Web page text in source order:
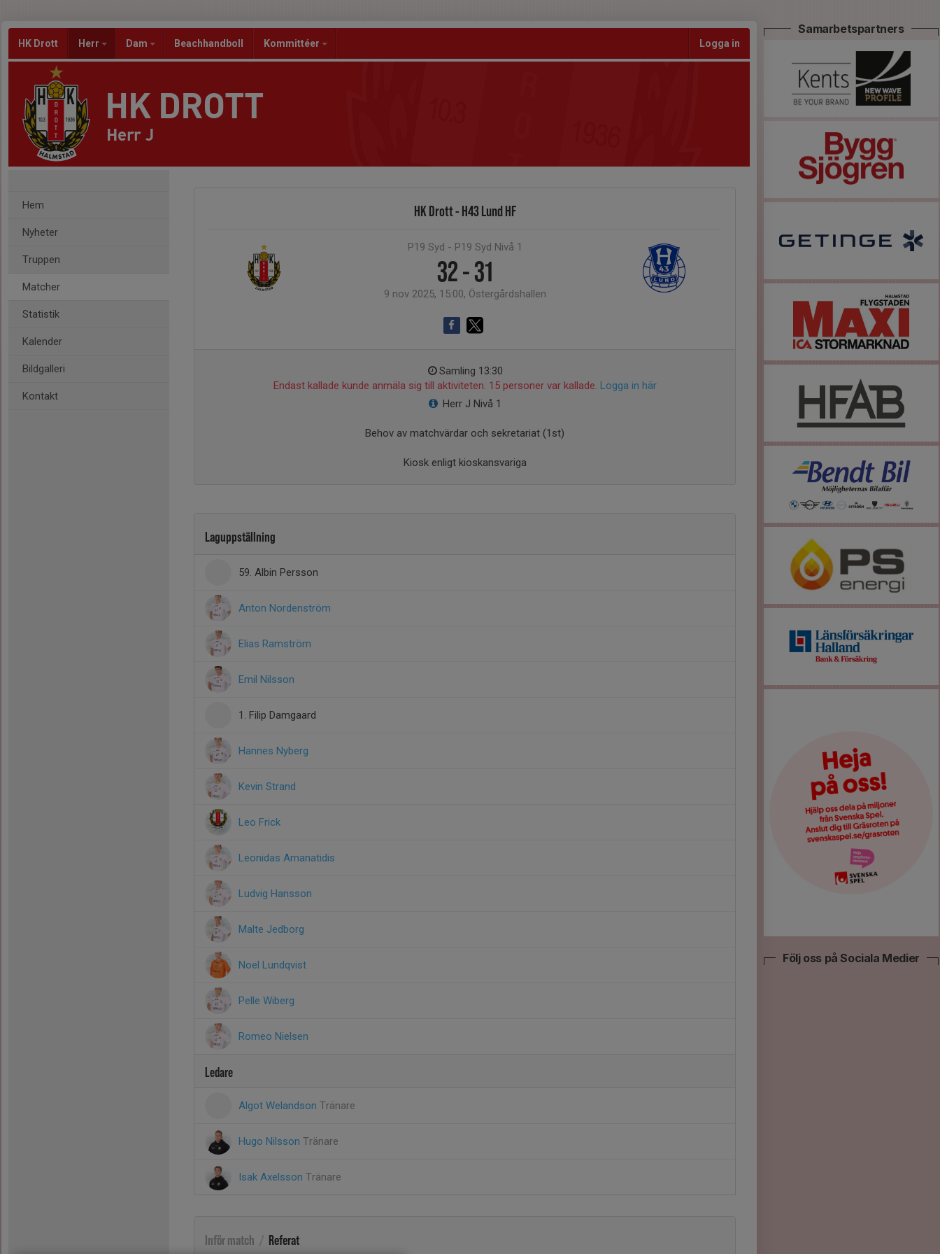
HK Drott Herr Dam Beachhandboll Kommittéer Logga in
HK DROTT
Herr J
Hem
Nyheter
Truppen
Matcher
Statistik
Kalender
Bildgalleri
Kontakt
HK Drott - H43 Lund HF
P19 Syd - P19 Syd Nivå 1
32 - 31
9 nov 2025, 15:00, Östergårdshallen
Samling 13:30
Endast kallade kunde anmäla sig till aktiviteten. 15 personer var kallade. Logga in här
Herr J Nivå 1
Behov av matchvärdar och sekretariat (1st)
Kiosk enligt kioskansvariga
Laguppställning
59. Albin Persson
Anton Nordenström
Elias Ramström
Emil Nilsson
1. Filip Damgaard
Hannes Nyberg
Kevin Strand
Leo Frick
Leonidas Amanatidis
Ludvig Hansson
Malte Jedborg
Noel Lundqvist
Pelle Wiberg
Romeo Nielsen
Ledare
Algot Welandson Tränare
Hugo Nilsson Tränare
Isak Axelsson Tränare
Inför match / Referat
Samarbetspartners
Följ oss på Sociala Medier